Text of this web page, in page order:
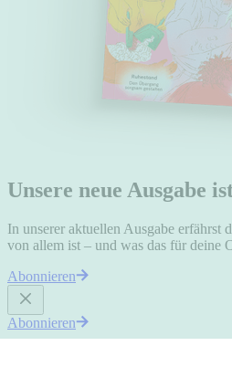
Unsere neue Ausgabe
In unserer aktuellen Ausgabe erfährst
von allem ist – und was das für deine
Abonnieren
Abonnieren